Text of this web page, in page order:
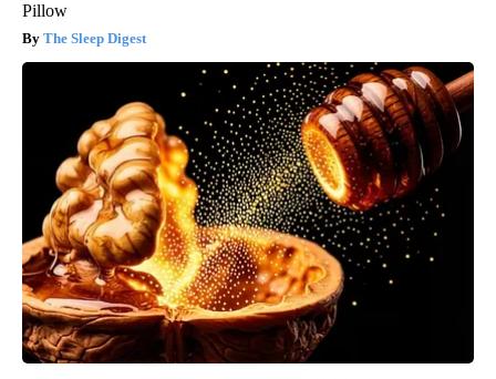
Pillow
The Sleep Digest